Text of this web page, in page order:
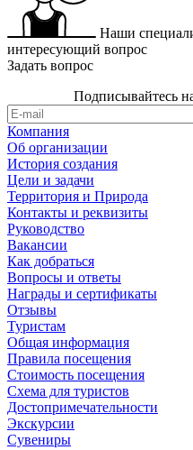
Наши
интересующий вопрос
Задать вопрос
Подписывайтесь
Компания
Об организации
История создания
Цели и задачи
Территория и Природа
Контакты и реквизиты
Руководство
Вакансии
Как добраться
Вопросы и ответы
Награды и сертификаты
Отзывы
Туристам
Общая информация
Правила посещения
Стоимость посещения
Схема для туристов
Достопримечательности
Экскурсии
Сувениры